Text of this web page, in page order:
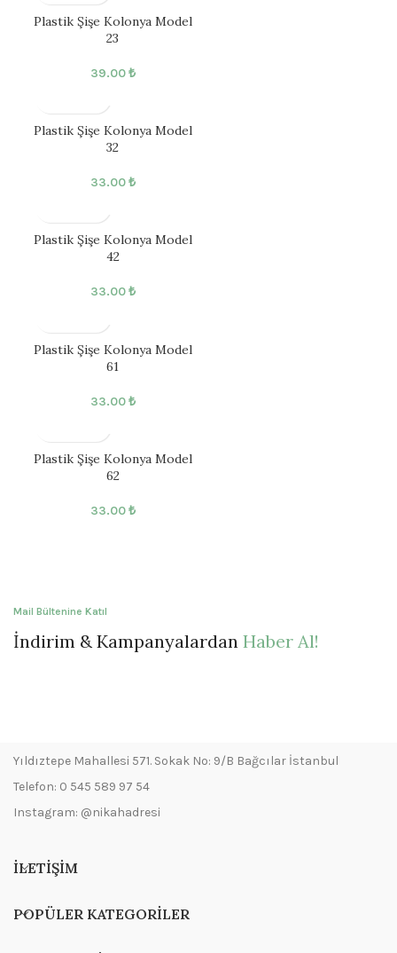
Plastik Şişe Kolonya Model
23
39.00₺
Plastik Şişe Kolonya Model
32
33.00₺
Plastik Şişe Kolonya Model
42
33.00₺
Plastik Şişe Kolonya Model
61
33.00₺
Plastik Şişe Kolonya Model
62
33.00₺
Mail Bültenine Katıl
İndirim & KampanyalardanHaber Al!
Yıldıztepe Mahallesi 571. Sokak No: 9/B Bağcılar İstanbul
Telefon: 0 545 589 97 54
Instagram: @nikahadresi
İLETIŞIM
POPÜLER KATEGORILER